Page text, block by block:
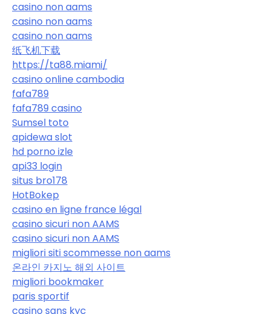
casino non aams
casino non aams
casino non aams
纸飞机下载
https://ta88.miami/
casino online cambodia
fafa789
fafa789 casino
Sumsel toto
apidewa slot
hd porno izle
api33 login
situs bro178
HotBokep
casino en ligne france légal
casino sicuri non AAMS
casino sicuri non AAMS
migliori siti scommesse non aams
온라인 카지노 해외 사이트
migliori bookmaker
paris sportif
casino sans kyc